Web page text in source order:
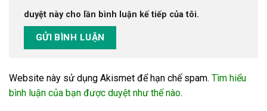
duyệt này cho lần bình luận kế tiếp của tôi.
Website này sử dụng Akismet để hạn chế spam. Tìm hiểu
bình luận của bạn được duyệt như thế nào.